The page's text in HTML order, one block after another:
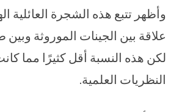
وأظهر تتبع هذه الشجرة العائلية
علاقة بين الجينات الموروثة وبين
لكن هذه النسبة أقل كثيرًا مما
النظريات العلمية.